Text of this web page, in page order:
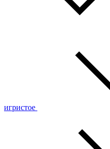
игристое